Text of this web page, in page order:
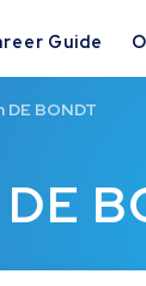
Guide
BONDT